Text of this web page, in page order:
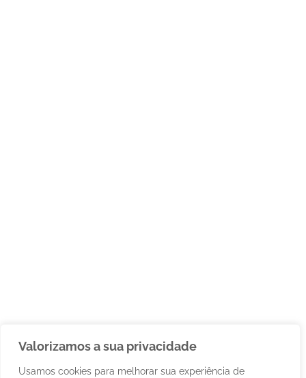
Valorizamos a sua privacidade
Usamos cookies para melhorar sua experiência de